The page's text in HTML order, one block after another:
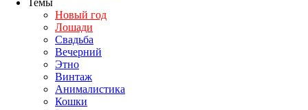
Темы
Новый год
Лошади
Свадьба
Вечерний
Этно
Винтаж
Анималистика
Кошки